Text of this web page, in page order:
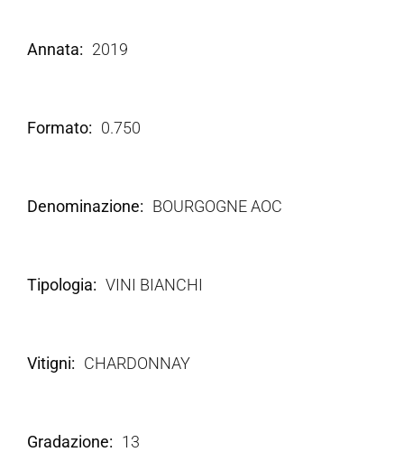
Annata 2019
Formato 0.750
Denominazione BOURGOGNE AOC
Tipologia VINI BIANCHI
Vitigni CHARDONNAY
Gradazione 13